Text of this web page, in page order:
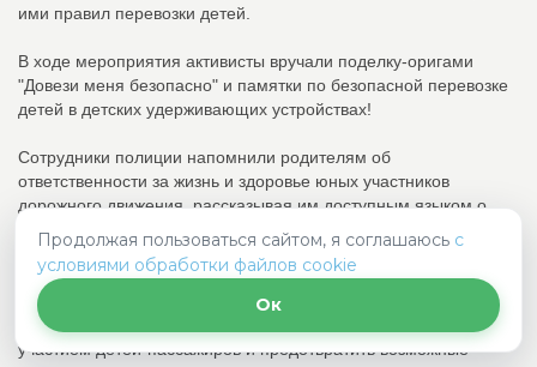
ими правил перевозки детей.
В ходе мероприятия активисты вручали поделку-оригами
"Довези меня безопасно" и памятки по безопасной перевозке
детей в детских удерживающих устройствах!
Сотрудники полиции напомнили родителям об
ответственности за жизнь и здоровье юных участников
дорожного движения, рассказывая им доступным языком о
рисках несоблюдения мер предосторожности.
Повышение уровня осведомлённости водителей и пассажиров
относительно рисков транспортировки детей без должных мер
безопасности, способствует снижению числа аварий с
участием детей-пассажиров и предотвратить возможные
Продолжая пользоваться сайтом, я соглашаюсь с
условиями обработки файлов cookie
Ок